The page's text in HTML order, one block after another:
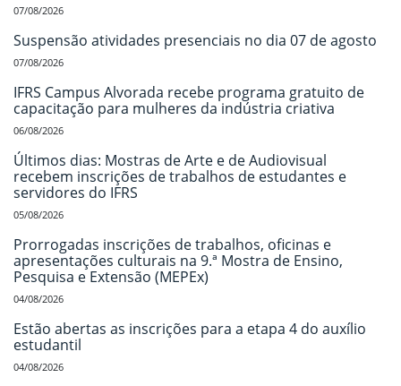
07/08/2026
Suspensão atividades presenciais no dia 07 de agosto
07/08/2026
IFRS Campus Alvorada recebe programa gratuito de
capacitação para mulheres da indústria criativa
06/08/2026
Últimos dias: Mostras de Arte e de Audiovisual
recebem inscrições de trabalhos de estudantes e
servidores do IFRS
05/08/2026
Prorrogadas inscrições de trabalhos, oficinas e
apresentações culturais na 9.ª Mostra de Ensino,
Pesquisa e Extensão (MEPEx)
04/08/2026
Estão abertas as inscrições para a etapa 4 do auxílio
estudantil
04/08/2026